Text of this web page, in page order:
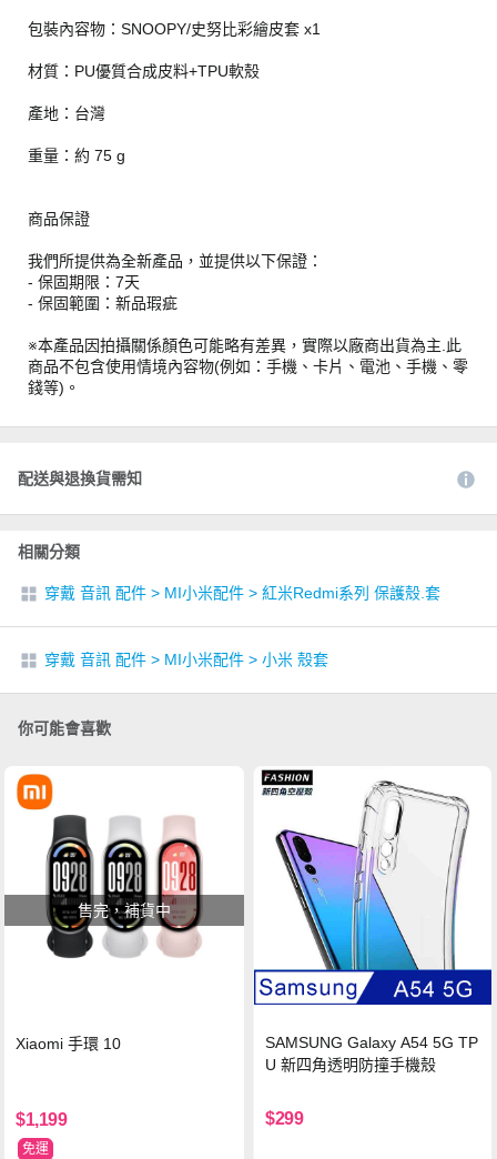
包裝內容物：SNOOPY/史努比彩繪皮套 x1
材質：PU優質合成皮料+TPU軟殼
產地：台灣
重量：約 75 g
商品保證
我們所提供為全新產品，並提供以下保證：
- 保固期限：7天
- 保固範圍：新品瑕疵
※本產品因拍攝關係顏色可能略有差異，實際以廠商出貨為主.此
商品不包含使用情境內容物(例如：手機、卡片、電池、手機、零
錢等)。
配送與退換貨需知
相關分類
穿戴 音訊 配件 > MI小米配件 > 紅米Redmi系列 保護殼.套
穿戴 音訊 配件 > MI小米配件 > 小米 殼套
你可能會喜歡
售完，補貨中
Xiaomi 手環 10
$1,199
免運
SAMSUNG Galaxy A54 5G TP
U 新四角透明防撞手機殼
$299